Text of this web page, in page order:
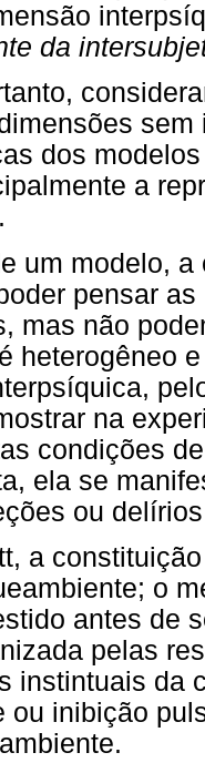
da
dos
a
um modelo,
pensar
mas não
heterogêneo
na
condições
ela se
ou
a
o
antes de
pelas
instintuais da
ou inibição